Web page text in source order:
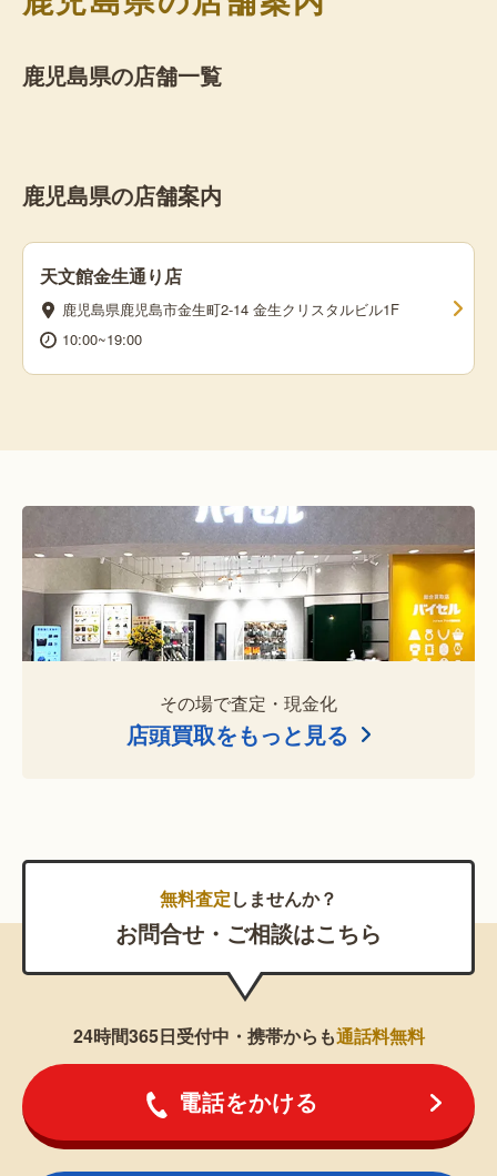
鹿児島県の店舗一覧
鹿児島県の店舗案内
天文館金生通り店
鹿児島県鹿児島市金生町2-14 金生クリスタルビル1F
10:00~19:00
その場で査定・現金化
店頭買取をもっと見る
無料査定しませんか？
お問合せ・ご相談はこちら
24時間365日受付中・携帯からも通話料無料
電話をかける